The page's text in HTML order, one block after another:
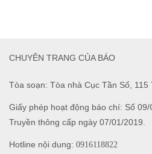
Tòa soạn: Tòa nhà Cục Tần Số, 115
Giấy phép hoạt động báo chí: Số
Truyền thông cấp ngày 07/01/2019.
Hotline nội dung: 0916118822
CHUYÊN TRANG CỦA BÁO